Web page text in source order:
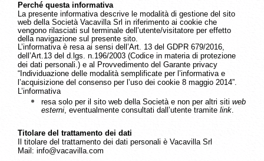
Perché questa informativa
La presente informativa descrive le modalità di gestione del sito
web della Società Vacavilla Srl in riferimento ai cookie che
vengono rilasciati sul terminale dell’utente/visitatore per effetto
della navigazione sul presente sito.
L’informativa è resa ai sensi dell’Art. 13 del GDPR 679/2016,
dell’Art.13 del d.lgs. n.196/2003 (Codice in materia di protezione
dei dati personali.) e al Provvedimento del Garante privacy
“Individuazione delle modalità semplificate per l’informativa e
l’acquisizione del consenso per l’uso dei cookie 8 maggio 2014”.
L’informativa
resa solo per il sito web della Società e non per altri siti web
esterni, eventualmente consultati dall’utente tramite link.
Titolare del trattamento dei dati
Il titolare del trattamento dei dati personali è Vacavilla Srl
Mail: info@vacavilla.com